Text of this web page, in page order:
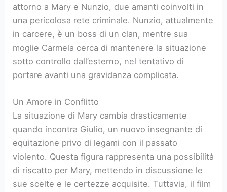
attorno a Mary e Nunzio, due amanti coinvolti in
una pericolosa rete criminale. Nunzio, attualmente
in carcere, è un boss di un clan, mentre sua
moglie Carmela cerca di mantenere la situazione
sotto controllo dall’esterno, nel tentativo di
portare avanti una gravidanza complicata.
Un Amore in Conflitto
La situazione di Mary cambia drasticamente
quando incontra Giulio, un nuovo insegnante di
equitazione privo di legami con il passato
violento. Questa figura rappresenta una possibilità
di riscatto per Mary, mettendo in discussione le
sue scelte e le certezze acquisite. Tuttavia, il film